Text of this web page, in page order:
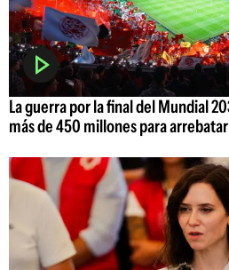
La guerra por la final del Mundial
más de 450 millones para arrebatar